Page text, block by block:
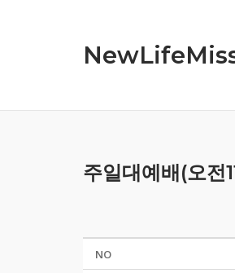
주일대예배(오전
NO